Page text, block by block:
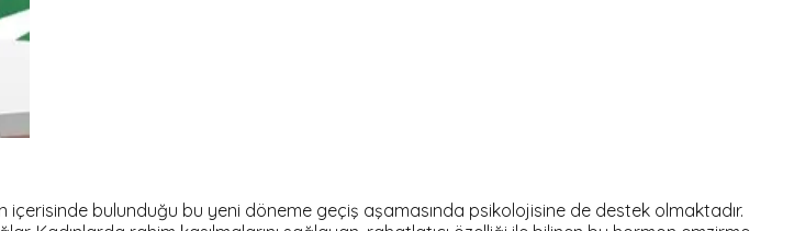
bulunduğu bu yeni döneme geçiş aşamasında psikolojisine de destek olmaktadır.